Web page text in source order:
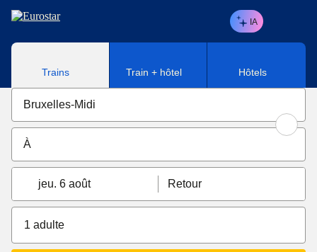
Aller au contenu principal
IA
Trains Train + hôtel Hôtels
jeu. 6 août Retour
1 adulte